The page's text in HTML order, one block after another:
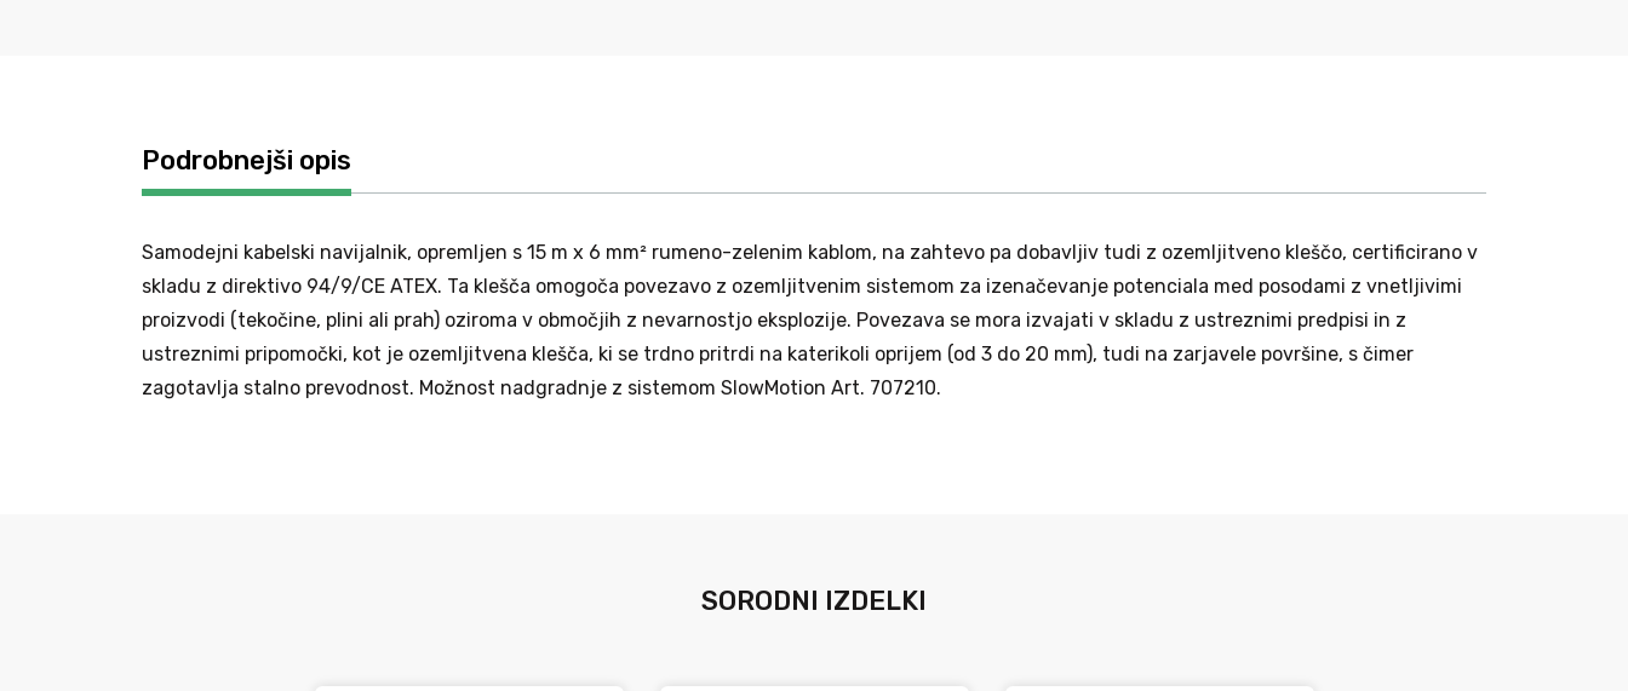
Podrobnejši opis
Samodejni kabelski navijalnik, opremljen s 15 m x 6 mm² rumeno-zelenim kablom, na zahtevo pa dobavljiv tudi z ozemljitveno kleščo, certificirano v
skladu z direktivo 94/9/CE ATEX. Ta klešča omogoča povezavo z ozemljitvenim sistemom za izenačevanje potenciala med posodami z vnetljivimi
proizvodi (tekočine, plini ali prah) oziroma v območjih z nevarnostjo eksplozije. Povezava se mora izvajati v skladu z ustreznimi predpisi in z
ustreznimi pripomočki, kot je ozemljitvena klešča, ki se trdno pritrdi na katerikoli oprijem (od 3 do 20 mm), tudi na zarjavele površine, s čimer
zagotavlja stalno prevodnost. Možnost nadgradnje z sistemom SlowMotion Art. 707210.
SORODNI IZDELKI